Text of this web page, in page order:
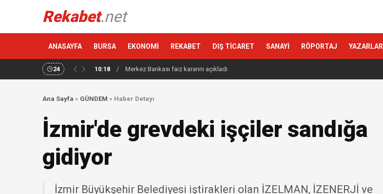
Rekabet.net
ANASAYFA BURSA EKONOMİ REKABET DIŞ TİCARET SANAYİ RÖPORTAJ YAZARLAR
24 10:18 / Merkez Bankası faiz kararını açıkladı
Ana Sayfa » GÜNDEM » Haber Detayı
İzmir'de grevdeki işçiler sandığa
gidiyor
İzmir Büyükşehir Belediyesi iştirakleri olan İZELMAN, İZENERJİ ve